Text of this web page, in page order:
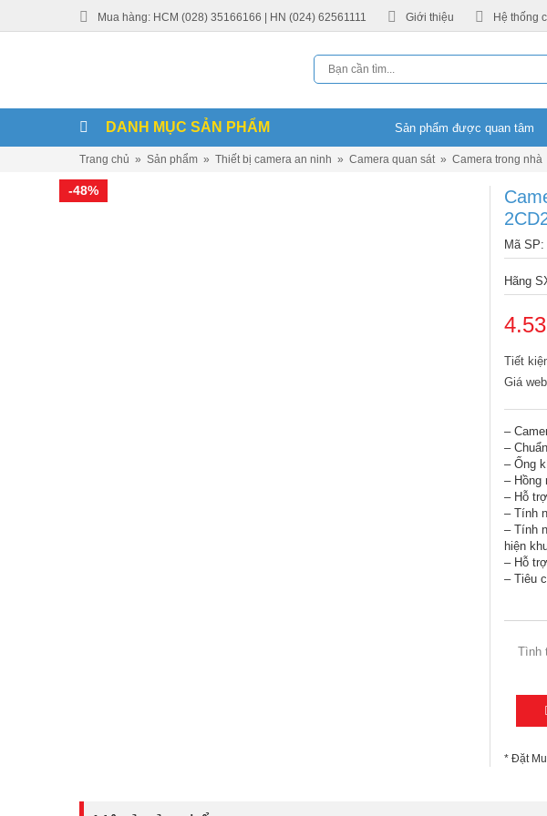
Mua hàng: HCM (028) 35166166 | HN (024) 62561111 Giới thiệu Hệ thống
DANH MỤC SẢN PHẨM Sản phẩm được quan tâm
Trang chủ » Sản phẩm » Thiết bị camera an ninh » Camera quan sát » Camera trong nhà
-48%
Mã SP:
Hãng
Tiết
Giá
–
–
– Ống
– Hồng
– Hỗ
– Tính
– Tính
khuôn
– Hỗ
– Tiêu
Tình
* Đặt